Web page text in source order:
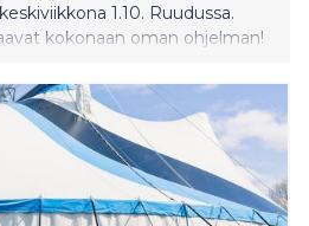
1.10. Ruudussa.
kokonaan oman ohjelman!